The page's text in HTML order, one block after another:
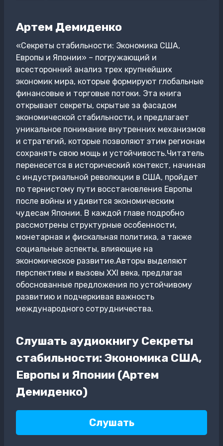
Артем Демиденко
«Секреты стабильности: Экономика США,
Европы и Японии» – погружающий и
всесторонний анализ трех крупнейших
экономик мира, которые формируют глобальные
финансовые и торговые потоки. Эта книга
открывает секреты, скрытые за фасадом
экономической стабильности, и предлагает
уникальное понимание внутренних механизмов
и стратегий, которые позволяют этим регионам
сохранять свою мощь и устойчивость.Читатель
перенесется в исторический контекст, начиная
с индустриальной революции в США, пройдет
по тернистому пути восстановления Европы
после войны и удивится экономическим
чудесам Японии. В каждой главе подробно
рассмотрены структурные особенности,
монетарная и фискальная политика, а также
социальные аспекты, влияющие на
экономическое развитие.Авторы выделяют
перспективы и вызовы XXI века, предлагая
обоснованные предложения по устойчивому
развитию и подчеркивая важность
международного сотрудничества.
Слушать аудиокнигу Секреты
стабильности: Экономика США,
Европы и Японии (Артем
Демиденко)
Слушать